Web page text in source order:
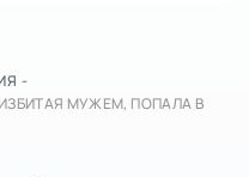
-
МУЖЕМ, ПОПАЛА В